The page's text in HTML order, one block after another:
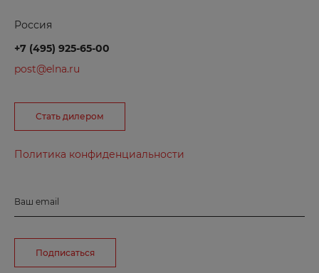
Россия
+7 (495) 925-65-00
post@elna.ru
Стать дилером
Политика конфиденциальности
Ваш email
Подписаться
Калач-на-Дону
Калининград
Калуга
Камызяк
Кизляр